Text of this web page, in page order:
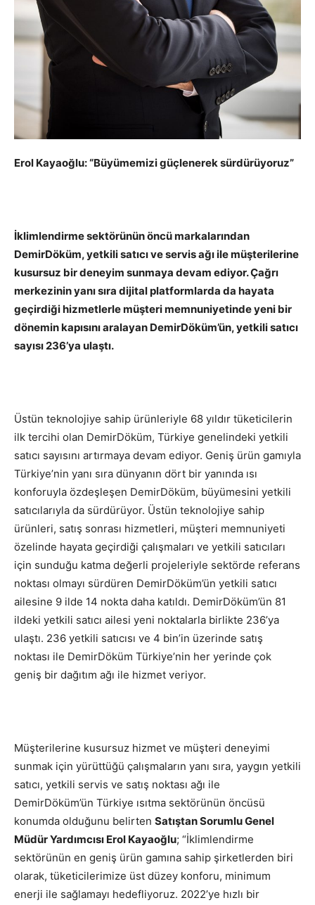
Erol Kayaoğlu: “Büyümemizi güçlenerek sürdürüyoruz”
İklimlendirme sektörünün öncü markalarından
DemirDöküm, yetkili satıcı ve servis ağı ile müşterilerine
kusursuz bir deneyim sunmaya devam ediyor. Çağrı
merkezinin yanı sıra dijital platformlarda da hayata
geçirdiği hizmetlerle müşteri memnuniyetinde yeni bir
dönemin kapısını aralayan DemirDöküm’ün, yetkili satıcı
sayısı 236’ya ulaştı.
Üstün teknolojiye sahip ürünleriyle 68 yıldır tüketicilerin
ilk tercihi olan DemirDöküm, Türkiye genelindeki yetkili
satıcı sayısını artırmaya devam ediyor. Geniş ürün gamıyla
Türkiye’nin yanı sıra dünyanın dört bir yanında ısı
konforuyla özdeşleşen DemirDöküm, büyümesini yetkili
satıcılarıyla da sürdürüyor. Üstün teknolojiye sahip
ürünleri, satış sonrası hizmetleri, müşteri memnuniyeti
özelinde hayata geçirdiği çalışmaları ve yetkili satıcıları
için sunduğu katma değerli projeleriyle sektörde referans
noktası olmayı sürdüren DemirDöküm’ün yetkili satıcı
ailesine 9 ilde 14 nokta daha katıldı. DemirDöküm’ün 81
ildeki yetkili satıcı ailesi yeni noktalarla birlikte 236’ya
ulaştı. 236 yetkili satıcısı ve 4 bin’in üzerinde satış
noktası ile DemirDöküm Türkiye’nin her yerinde çok
geniş bir dağıtım ağı ile hizmet veriyor.
Müşterilerine kusursuz hizmet ve müşteri deneyimi
sunmak için yürüttüğü çalışmaların yanı sıra, yaygın yetkili
satıcı, yetkili servis ve satış noktası ağı ile
DemirDöküm’ün Türkiye ısıtma sektörünün öncüsü
konumda olduğunu belirten Satıştan Sorumlu Genel
Müdür Yardımcısı Erol Kayaoğlu; “İklimlendirme
sektörünün en geniş ürün gamına sahip şirketlerden biri
olarak, tüketicilerimize üst düzey konforu, minimum
enerji ile sağlamayı hedefliyoruz. 2022’ye hızlı bir